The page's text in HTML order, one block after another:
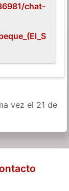
chat-
vez el 21 de